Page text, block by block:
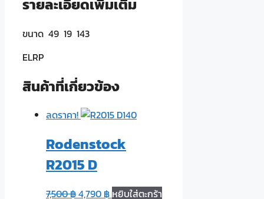
รายละเอียดเพิ่มเติม
ขนาด 49 19 143
ELRP
สินค้าที่เกี่ยวข้อง
ลดราคา!
Rodenstock
R2015 D
7,500฿4,790 ฿ หยิบใส่ตะกร้า